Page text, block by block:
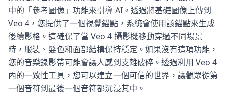
中的「參考圖像」功能來引導 AI。透過將基礎圖像上傳到
Veo 4，您提供了一個視覺錨點，系統會使用該錨點來生成
後續影格。這確保了當 Veo 4 攝影機移動穿過不同場景
時，服裝、髮色和面部結構保持穩定。如果沒有這項功能，
您的音樂錄影帶可能會讓人感到支離破碎。透過利用 Veo 4
內的一致性工具，您可以建立一個可信的世界，讓觀眾從第
一個音符到最後一個音符都沉浸其中。